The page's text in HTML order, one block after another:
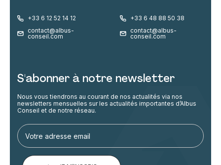
+33 6 12 52 14 12
contact@albus-
conseil.com
+33 6 48 88 50 38
contact@albus-
conseil.com
S'abonner à notre newsletter
Nous vous tiendrons au courant de nos actualités via nos
newsletters mensuelles sur les actualités importantes d’Albus
Conseil et de notre réseau.